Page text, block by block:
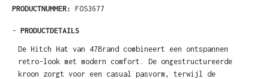
PRODUCTNUMMER: FOS3677
- PRODUCTDETAILS
De Hitch Hat van 47Brand combineert een ontspannen
retro-look met modern comfort. De ongestructureerde
kroon zorgt voor een casual pasvorm, terwijl de